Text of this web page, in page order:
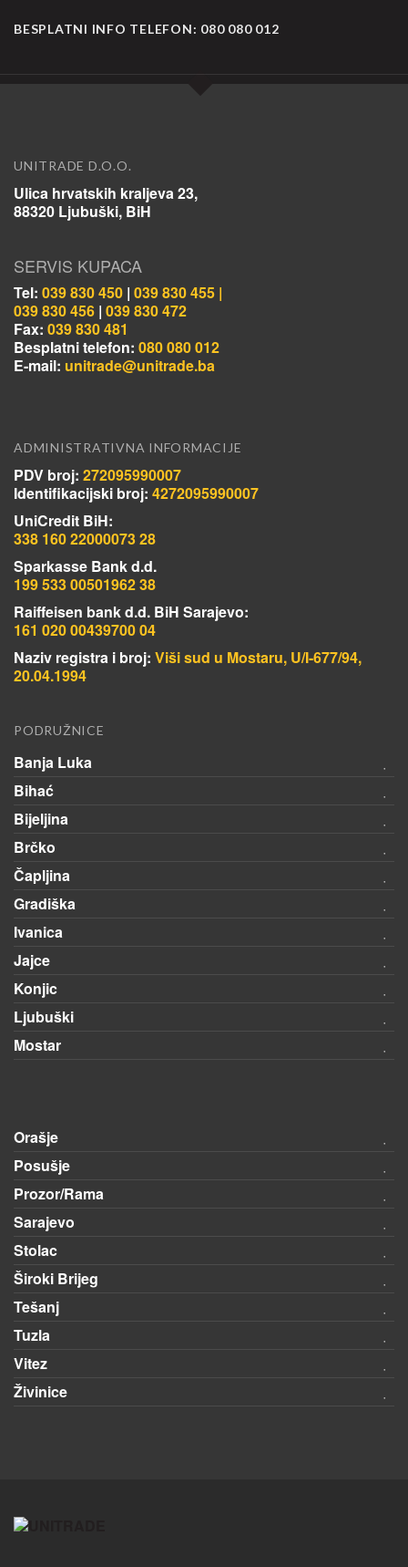
BESPLATNI INFO TELEFON: 080 080 012
UNITRADE D.O.O.
Ulica hrvatskih kraljeva 23,
88320 Ljubuški, BiH
SERVIS KUPACA
Tel: 039 830 450 | 039 830 455 |
039 830 456 | 039 830 472
Fax: 039 830 481
Besplatni telefon: 080 080 012
E-mail: unitrade@unitrade.ba
ADMINISTRATIVNA INFORMACIJE
PDV broj: 272095990007
Identifikacijski broj: 4272095990007
UniCredit BiH:
338 160 22000073 28
Sparkasse Bank d.d.
199 533 00501962 38
Raiffeisen bank d.d. BiH Sarajevo:
161 020 00439700 04
Naziv registra i broj: Viši sud u Mostaru, U/I-677/94,
20.04.1994
PODRUŽNICE
Banja Luka
Bihać
Bijeljina
Brčko
Čapljina
Gradiška
Ivanica
Jajce
Konjic
Ljubuški
Mostar
Orašje
Posušje
Prozor/Rama
Sarajevo
Stolac
Široki Brijeg
Tešanj
Tuzla
Vitez
Živinice